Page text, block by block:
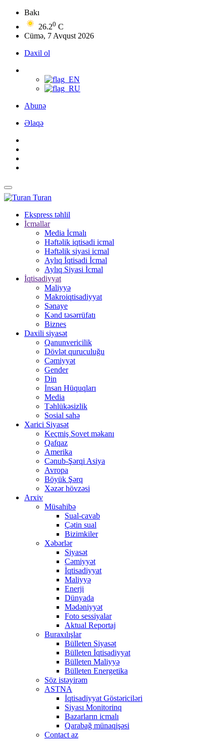
Bakı
26.20 C
Cümə, 7 Avqust 2026
Daxil ol
Abunə
Əlaqə
Turan
Ekspress təhlil
İcmallar
Media İcmalı
Həftəlik iqtisadi icmal
Həftəlik siyasi icmal
Aylıq İqtisadi İcmal
Aylıq Siyasi İcmal
İqtisadiyyat
Maliyyə
Makroiqtisadiyyat
Sənaye
Kənd təsərrüfatı
Biznes
Daxili siyasət
Qanunvericilik
Dövlət quruculuğu
Cəmiyyət
Gender
Din
İnsan Hüquqları
Media
Təhlükəsizlik
Sosial sahə
Xarici Siyasət
Keçmiş Sovet məkanı
Qafqaz
Amerika
Cənub-Şərqi Asiya
Avropa
Böyük Şərq
Xəzər hövzəsi
Arxiv
Müsahibə
Sual-cavab
Çətin sual
Bizimkiler
Xəbərlər
Siyasət
Cəmiyyət
İqtisadiyyat
Maliyyə
Enerji
Dünyada
Mədəniyyət
Foto sessiyalar
Aktual Reportaj
Buraxılışlar
Bülleten Siyasət
Bülleten İqtisadiyyat
Bülleten Maliyyə
Bülleten Energetika
Söz istəyirəm
ASTNA
İqtisadiyyat Göstəriciləri
Siyası Monitorinq
Bazarların icmalı
Qarabağ münaqişəsi
Contact az